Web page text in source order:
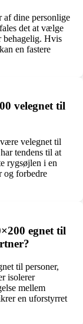
af dine personlige
det at vælge
behagelig. Hvis
en fastere
velegnet til
velegnet til
tendens til at
rygsøjlen i en
og forbedre
egnet til
til personer,
isolerer
mellem
en uforstyrret